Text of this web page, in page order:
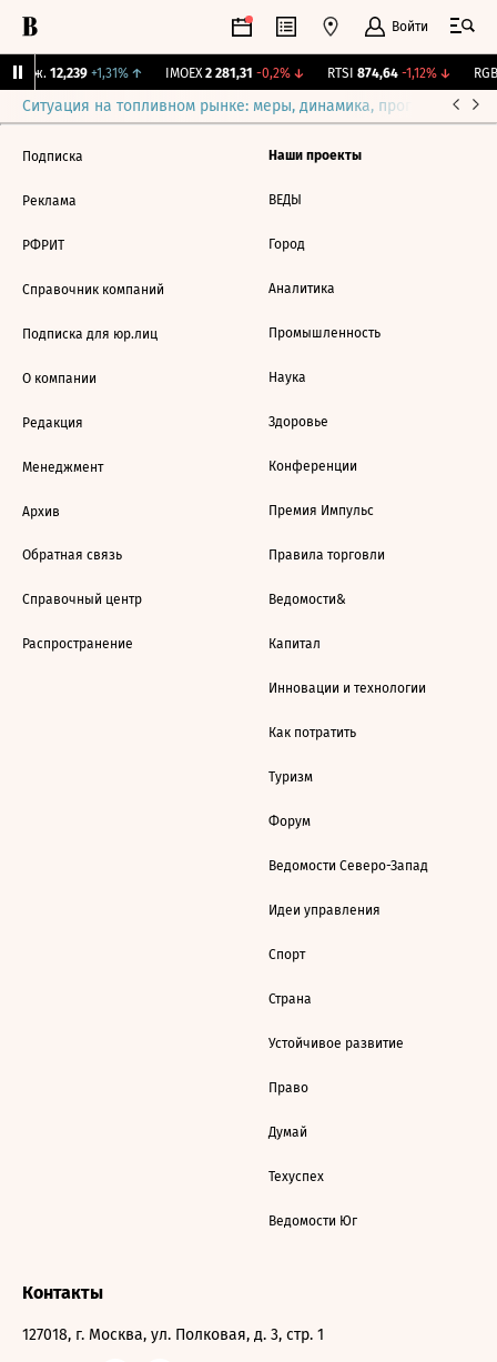
Войти
Бирж. 12,239 +1,31%↑ IMOEX 2 281,31 -0,2%↓ RTSI 874,64 -1,12%↓ RGBI
Ситуация на топливном рынке: меры, динамика, прогнозы
Подписка
Реклама
РФРИТ
Справочник компаний
Подписка для юр.лиц
О компании
Редакция
Менеджмент
Архив
Обратная связь
Справочный центр
Распространение
Наши проекты
ВЕДЫ
Город
Аналитика
Промышленность
Наука
Здоровье
Конференции
Премия Импульс
Правила торговли
Ведомости&
Капитал
Инновации и технологии
Как потратить
Туризм
Форум
Ведомости Северо-Запад
Идеи управления
Спорт
Страна
Устойчивое развитие
Право
Думай
Техуспех
Ведомости Юг
Контакты
127018, г. Москва, ул. Полковая, д. 3, стр. 1